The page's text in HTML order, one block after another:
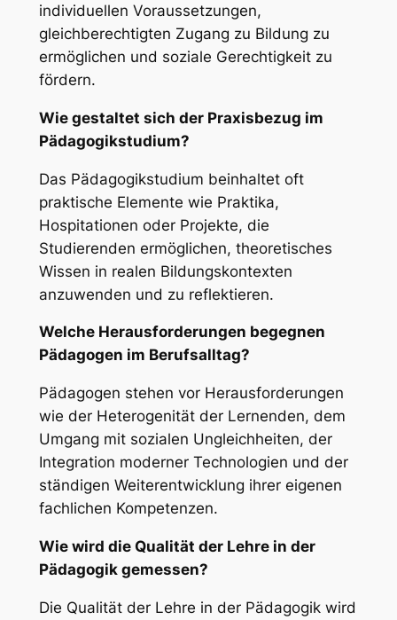
individuellen Voraussetzungen,
gleichberechtigten Zugang zu Bildung zu
ermöglichen und soziale Gerechtigkeit zu
fördern.
Wie gestaltet sich der Praxisbezug im
Pädagogikstudium?
Das Pädagogikstudium beinhaltet oft
praktische Elemente wie Praktika,
Hospitationen oder Projekte, die
Studierenden ermöglichen, theoretisches
Wissen in realen Bildungskontexten
anzuwenden und zu reflektieren.
Welche Herausforderungen begegnen
Pädagogen im Berufsalltag?
Pädagogen stehen vor Herausforderungen
wie der Heterogenität der Lernenden, dem
Umgang mit sozialen Ungleichheiten, der
Integration moderner Technologien und der
ständigen Weiterentwicklung ihrer eigenen
fachlichen Kompetenzen.
Wie wird die Qualität der Lehre in der
Pädagogik gemessen?
Die Qualität der Lehre in der Pädagogik wird